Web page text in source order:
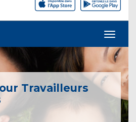
Travailleurs